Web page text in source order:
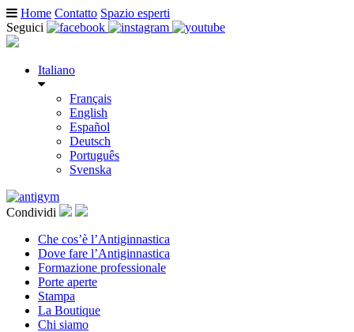
Home Contatto Spazio esperti
Seguici
Italiano
Français
English
Español
Deutsch
Português
Svenska
Condividi
Che cos’è l’Antiginnastica
Dove fare l’Antiginnastica
Formazione professionale
Porte aperte
Stampa
La Boutique
Chi siamo